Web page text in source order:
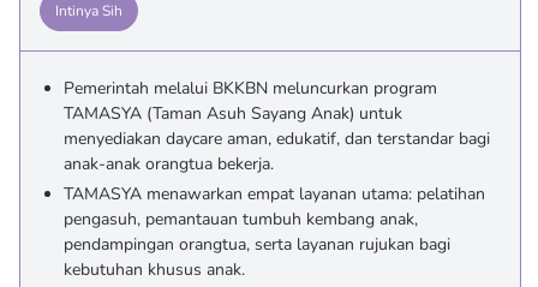
Intinya Sih
Pemerintah melalui BKKBN meluncurkan program
TAMASYA (Taman Asuh Sayang Anak) untuk
menyediakan daycare aman, edukatif, dan terstandar bagi
anak-anak orangtua bekerja.
TAMASYA menawarkan empat layanan utama: pelatihan
pengasuh, pemantauan tumbuh kembang anak,
pendampingan orangtua, serta layanan rujukan bagi
kebutuhan khusus anak.